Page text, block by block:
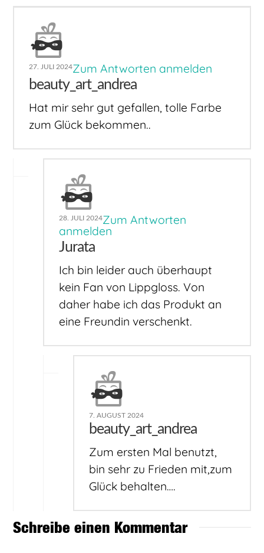
27. JULI 2024Zum Antworten anmelden
beauty_art_andrea
Hat mir sehr gut gefallen, tolle Farbe
zum Glück bekommen..
28. JULI 2024Zum Antworten
anmelden
Jurata
Ich bin leider auch überhaupt
kein Fan von Lippgloss. Von
daher habe ich das Produkt an
eine Freundin verschenkt.
7. AUGUST 2024
beauty_art_andrea
Zum ersten Mal benutzt,
bin sehr zu Frieden mit,zum
Glück behalten….
Schreibe einen Kommentar